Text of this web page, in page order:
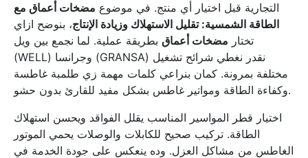
التجارية قبل اختيار أي منتج. في موضوع مضخات أعماق مع
الطاقة الشمسية: تقليل الاستهلاك وزيادة الإنتاج، بنوضح ازاي
تختار مضخات أعماق بطريقة عملية. لما نجمع بين ويل
(WELL) وجرانسا (GRANSA) نقدر نغطي شرائح تشغيل
مختلفة بمرونة. كمان بنراعي كلمات مهمة زي طلمبة غاطسة
وكفاءة الطاقة ومواتير غاطس بشكل مفيد للقارئ بدون حشو.
اختيار قطر المواسير المناسب يقلل الفواقد ويحسن استهلاك
الطاقة. تركيب صحيح للكابلات والوصلات يحمي الموتور
الغاطس من مشاكل العزل. وده ينعكس على جودة الخدمة في